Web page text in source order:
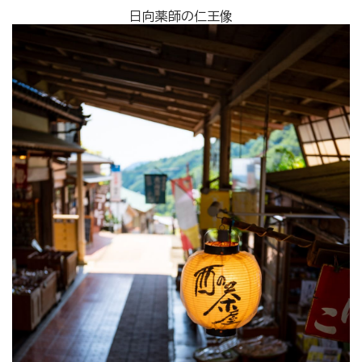
日向薬師の仁王像